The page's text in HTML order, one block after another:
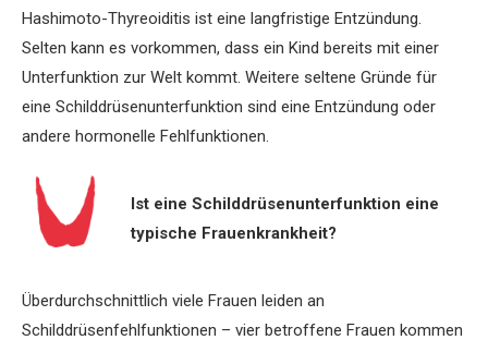
Hashimoto-Thyreoiditis ist eine langfristige Entzündung.
Selten kann es vorkommen, dass ein Kind bereits mit einer
Unterfunktion zur Welt kommt. Weitere seltene Gründe für
eine Schilddrüsenunterfunktion sind eine Entzündung oder
andere hormonelle Fehlfunktionen.
Ist eine Schilddrüsenunterfunktion eine
typische Frauenkrankheit?
Überdurchschnittlich viele Frauen leiden an
Schilddrüsenfehlfunktionen – vier betroffene Frauen kommen